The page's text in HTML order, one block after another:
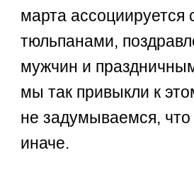
марта ассоциируется
тюльпанами,
мужчин и
мы так привыкли к
не задумываемся,
иначе.